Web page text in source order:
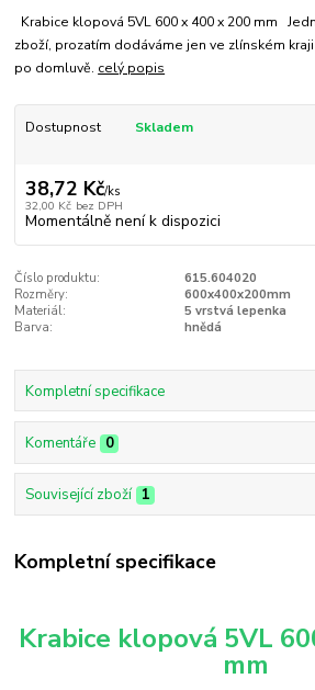
Krabice klopová 5VL 600 x 400 x 200 mm
zboží, prozatím dodáváme jen ve zlínském
po domluvě. celý popis
Dostupnost Skladem
38,72 Kč/ks
32,00 Kč bez DPH
Momentálně není k dispozici
Číslo produktu:
615.604020
Rozměry:
600x400x200mm
Materiál:
5 vrstvá lepenka
Barva:
hnědá
Kompletní specifikace
Komentáře 0
Související zboží 1
Kompletní specifikace
Krabice klopová 5VL
mm